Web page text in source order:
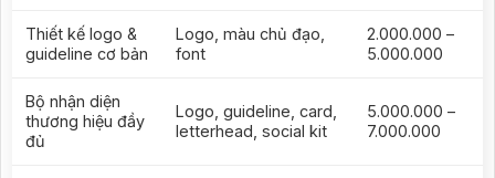
Thiết kế logo &
guideline cơ bản
Logo, màu chủ đạo,
font
2.000.000 –
5.000.000
Bộ nhận diện
thương hiệu đầy
đủ
Logo, guideline, card,
letterhead, social kit
5.000.000 –
7.000.000